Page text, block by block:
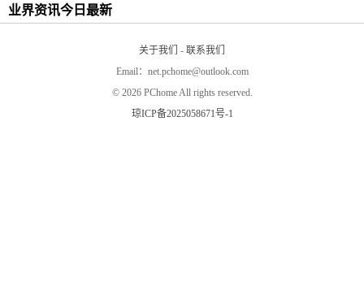
业界资讯今日最新
关于我们 - 联系我们
Email：net.pchome@outlook.com
© 2026 PChome All rights reserved.
琼ICP备2025058671号-1